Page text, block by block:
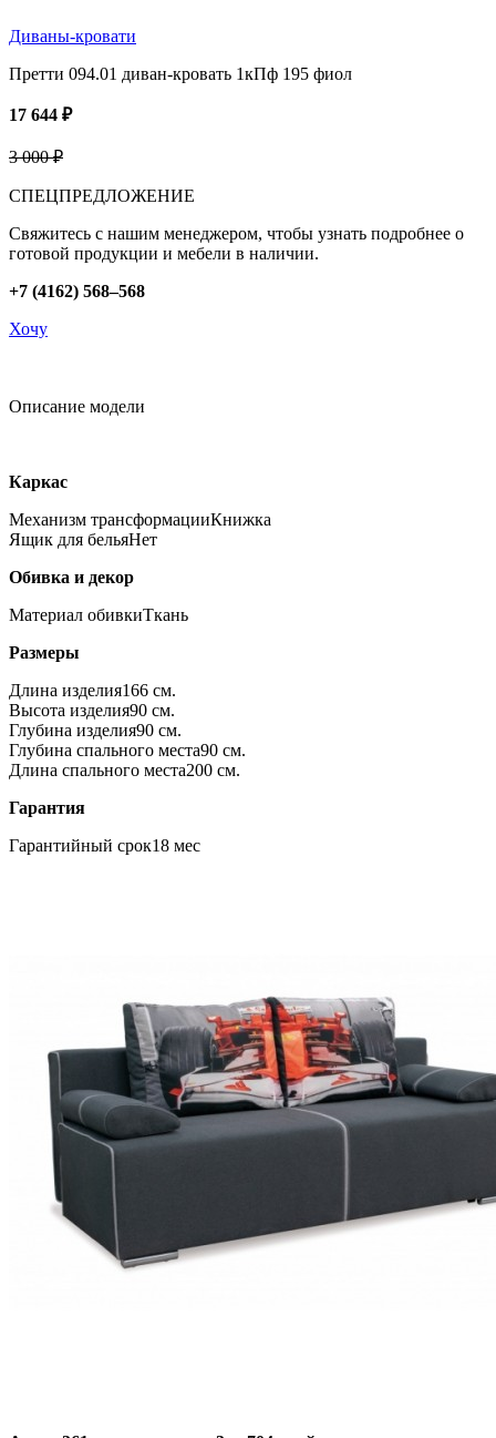
Диваны-кровати
Претти 094.01 диван-кровать 1кПф 195 фиол
17 644 ₽
3 000 ₽
СПЕЦПРЕДЛОЖЕНИЕ
Свяжитесь с нашим менеджером, чтобы узнать подробнее о
готовой продукции и мебели в наличии.
+7 (4162) 568–568
Хочу
Описание модели
Каркас
Механизм трансформацииКнижка
Ящик для бельяНет
Обивка и декор
Материал обивкиТкань
Размеры
Длина изделия166 см.
Высота изделия90 см.
Глубина изделия90 см.
Глубина спального места90 см.
Длина спального места200 см.
Гарантия
Гарантийный срок18 мес